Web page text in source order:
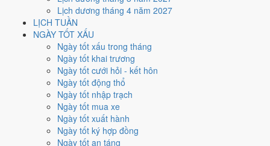
Lịch dương tháng 4 năm 2027
LỊCH TUẦN
NGÀY TỐT XẤU
Ngày tốt xấu trong tháng
Ngày tốt khai trương
Ngày tốt cưới hỏi - kết hôn
Ngày tốt động thổ
Ngày tốt nhập trạch
Ngày tốt mua xe
Ngày tốt xuất hành
Ngày tốt ký hợp đồng
Ngày tốt an táng
cho các việc quan trọng. Giờ Hoàng Đạo trong ngày:
Ngọ, Mùi, Dậu
Ngày Dương
Tháng 11 năm 2026
Tháng 10 âm năm 2026
Tiết Lập Đông